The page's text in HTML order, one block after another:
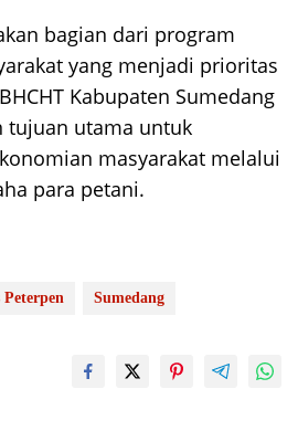
bagian dari program
yang menjadi prioritas
Kabupaten Sumedang
tujuan utama untuk
masyarakat melalui
para petani.
Peterpen Sumedang